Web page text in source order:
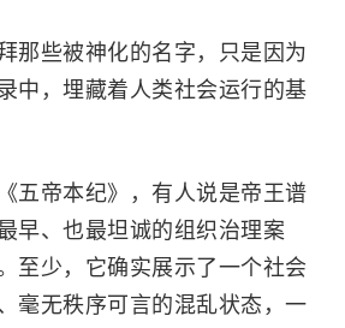
那些被神化的名字，只是因为
中，埋藏着人类社会运行的基
五帝本纪》，有人说是帝王谱
早、也最坦诚的组织治理案
至少，它确实展示了一个社会
毫无秩序可言的混乱状态，一